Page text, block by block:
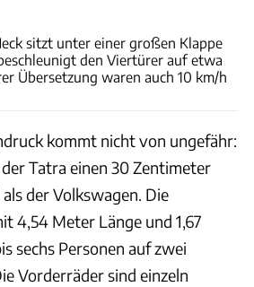
sitzt unter einer großen Klappe
den Viertürer auf etwa
Übersetzung waren auch 10 km/h
kommt nicht von ungefähr:
Tatra einen 30 Zentimeter
der Volkswagen. Die
4,54 Meter Länge und 1,67
sechs Personen auf zwei
Vorderräder sind einzeln